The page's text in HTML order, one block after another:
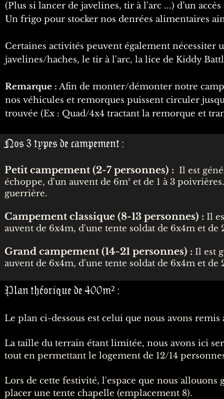
(Plus si lancer de javelines, tir à l'arc ...) d’un
Un frigo pour stocker nos denrées alimentaires
Certaines activités peuvent également nécessiter
javelines/haches, le tir à l'arc, la lice de Kiddy
Remarque : Afin de monter/démonter notre
nos véhicules et remorques puissent circuler
trouvée (Ex : Quad/4x4 tractant la remorque et
Nos 3 types de campement :
Petit campement (2-7 personnes) : Il est
échoppe, d'un auvent de 6m² et de 1 à 3
guerrière.
Campement classique (8-13 personnes) : Il
auvent de 6x4m, d'une tente soldat de 6x4m et
Grand campement (14-21 personnes) : Il est
auvent de 6x4m, d'une tente soldat de 6x4m et
Plan théorique de 400m² :
Le plan ci-dessous est celui que nous avons
La taille du terrain étant limitée, nous avons ici
tout en permettant le logement de 12/14
Lors de cette festivité, l'espace que nous
placer une tente chapelle (emplacement 8).